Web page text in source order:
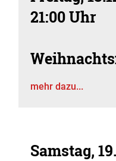
21:00 Uhr
mehr dazu...
Samstag,